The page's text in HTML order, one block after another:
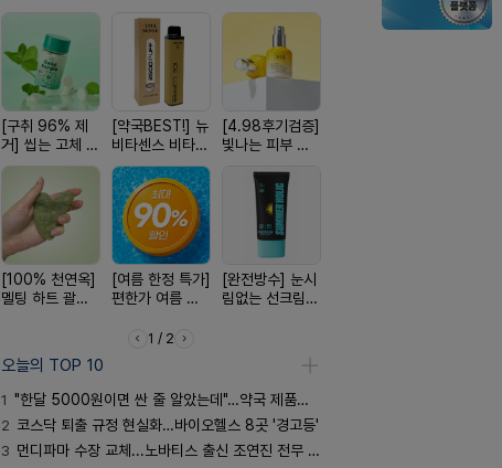
[구취 96% 제
거] 씹는 고체 가
글
[약국BEST!] 뉴
비타센스 비타민
흡입기
[4.98후기검증]
빛나는 피부 오
[100% 천연옥]
멜팅 하트 괄사
[여름 한정 특가]
편한가 여름 쿨
템 싹쓰리)
[완전방수] 눈시
림없는 선크림
1 / 2
오늘의 TOP 10
1 "한달 5000원이면 싼 줄 알았는데"…약국 제품과 비교해보니
2 코스닥 퇴출 규정 현실화…바이오헬스 8곳 '경고등'
3 먼디파마 수장 교체...노바티스 출신 조연진 전무 내정